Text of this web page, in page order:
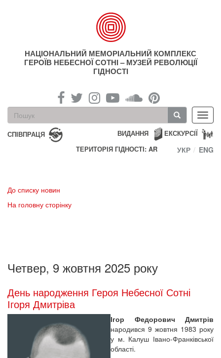
НАЦІОНАЛЬНИЙ МЕМОРІАЛЬНИЙ КОМПЛЕКС
ГЕРОЇВ НЕБЕСНОЇ СОТНІ – МУЗЕЙ РЕВОЛЮЦІЇ
ГІДНОСТІ
Пошукова
форма
Пошук
СПІВПРАЦЯ ЕКСКУРСІЇ
ВИДАННЯ
ТЕРИТОРІЯ ГІДНОСТІ: AR
УКР ENG
До списку новин
На головну сторінку
Четвер, 9 жовтня 2025 року
День народження Героя Небесної Сотні
Ігоря Дмитріва
Ігор Федорович Дмитрів
народився 9 жовтня 1983 року
у м. Калуш Івано-Франківської
області.